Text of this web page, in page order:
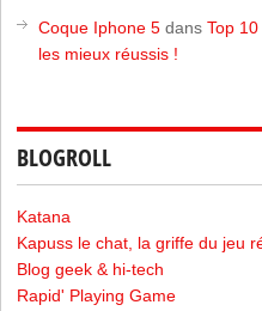
Coque Iphone 5 dansTop
les mieux réussis !
BLOGROLL
Katana
Kapuss le chat, la griffe du jeu
Blog geek & hi-tech
Rapid' Playing Game